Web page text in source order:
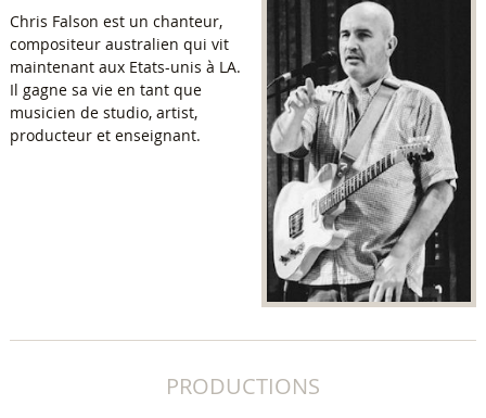
Chris Falson est un chanteur,
compositeur australien qui vit
maintenant aux Etats-unis à LA.
Il gagne sa vie en tant que
musicien de studio, artist,
producteur et enseignant.
PRODUCTIONS